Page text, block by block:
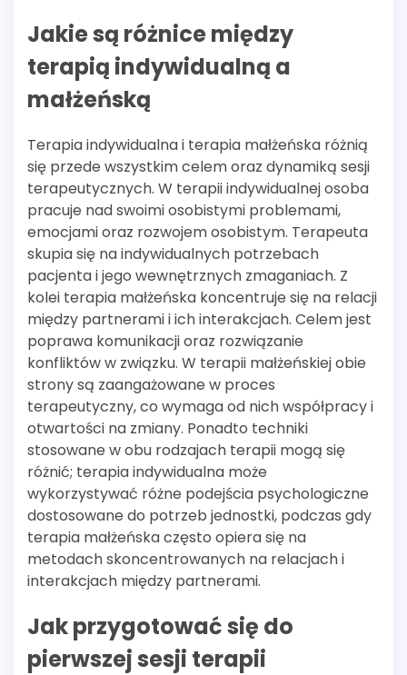
Jakie są różnice między
terapią indywidualną a
małżeńską
Terapia indywidualna i terapia małżeńska różnią
się przede wszystkim celem oraz dynamiką sesji
terapeutycznych. W terapii indywidualnej osoba
pracuje nad swoimi osobistymi problemami,
emocjami oraz rozwojem osobistym. Terapeuta
skupia się na indywidualnych potrzebach
pacjenta i jego wewnętrznych zmaganiach. Z
kolei terapia małżeńska koncentruje się na relacji
między partnerami i ich interakcjach. Celem jest
poprawa komunikacji oraz rozwiązanie
konfliktów w związku. W terapii małżeńskiej obie
strony są zaangażowane w proces
terapeutyczny, co wymaga od nich współpracy i
otwartości na zmiany. Ponadto techniki
stosowane w obu rodzajach terapii mogą się
różnić; terapia indywidualna może
wykorzystywać różne podejścia psychologiczne
dostosowane do potrzeb jednostki, podczas gdy
terapia małżeńska często opiera się na
metodach skoncentrowanych na relacjach i
interakcjach między partnerami.
Jak przygotować się do
pierwszej sesji terapii